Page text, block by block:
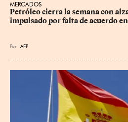
MERCADOS
Petróleo cierra la semana con
impulsado por falta de acuerdo
Por AFP